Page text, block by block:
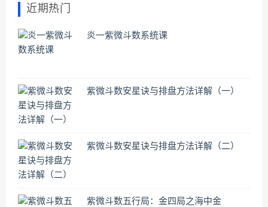
近期热门
炎一紫微斗数系统课
紫微斗数安星诀与排盘方法详解（一）
紫微斗数安星诀与排盘方法详解（二）
紫微斗数五行局：金四局之海中金